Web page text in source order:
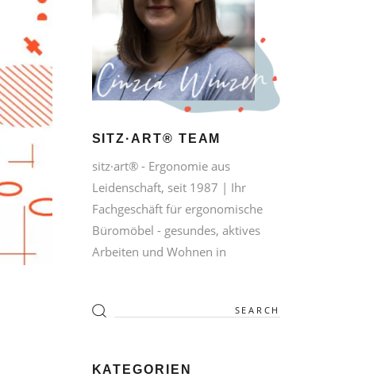
SITZ·ART® TEAM
sitz·art® - Ergonomie aus
Leidenschaft, seit 1987 | Ihr
Fachgeschäft für ergonomische
Büromöbel - gesundes, aktives
Arbeiten und Wohnen in
KATEGORIEN